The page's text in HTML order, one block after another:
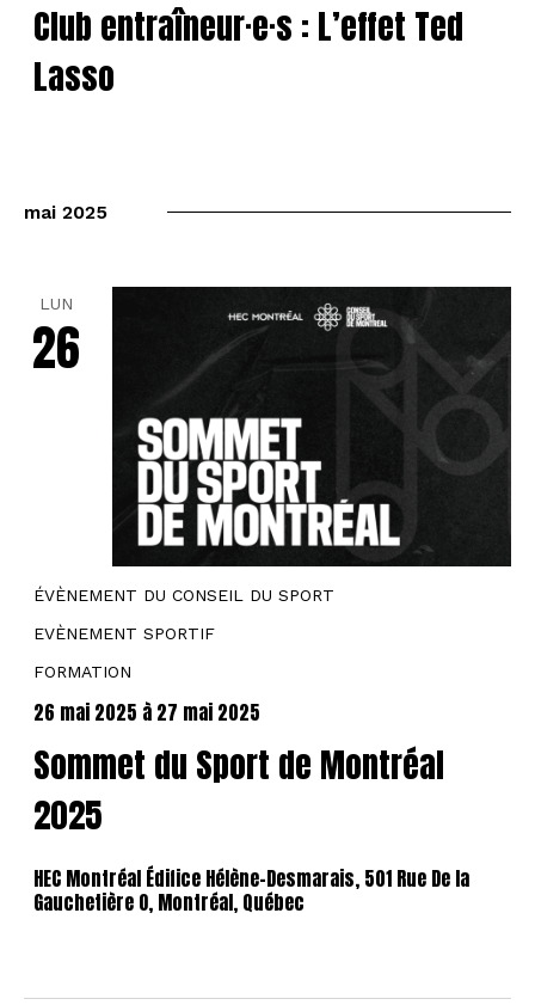
Club entraîneur·e·s : L’effet Ted
Lasso
mai 2025
LUN
26
ÉVÈNEMENT DU CONSEIL DU SPORT
EVÈNEMENT SPORTIF
FORMATION
26 mai 2025 à 27 mai 2025
Sommet du Sport de Montréal
2025
HEC Montréal Édifice Hélène-Desmarais, 501 Rue De la
Gauchetière O, Montréal, Québec